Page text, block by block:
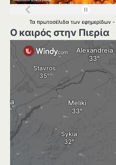
Τα πρωτοσέλιδα των εφημερίδων -
Ο καιρός στην Πιερία